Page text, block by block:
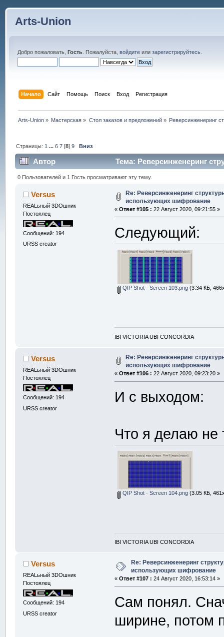
Arts-Union
Добро пожаловать, Гость. Пожалуйста, войдитеили зарегистрируйтесь.
Начало Сайт Помощь Поиск Вход Регистрация
Arts-Union » Мастерская » Стол заказов и предложений» Реверсинженеринг
Страницы: 1 ...6 7 [8]9 Вниз
Автор
Тема: Реверсинженеринг
раз)
0 Пользователей и 1 Гость просматривают эту тему.
Versus
REALьный 3DOшник
Постоялец
Сообщений: 194
URSS creator
Re: Реверсинженеринг
использующих шифрование
«Ответ #105 : 22 Август 2020, 09:21:55 »
Следующий:
QIP Shot - Screen 103.png(3.34 КБ,
IBI VICTORIA UBI CONCORDIA
Versus
REALьный 3DOшник
Постоялец
Сообщений: 194
URSS creator
Re: Реверсинженеринг
использующих шифрование
«Ответ #106 : 22 Август 2020, 09:23:20 »
И с выходом:
Что я делаю не
QIP Shot - Screen 104.png(3.05 КБ,
IBI VICTORIA UBI CONCORDIA
Versus
REALьный 3DOшник
Постоялец
Сообщений: 194
URSS creator
Re: Реверсинженеринг
использующих шифрование
«Ответ #107 : 24 Август 2020, 16:53:14 »
Сам понял.
ширине, потом